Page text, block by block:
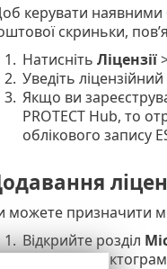
керувати наявними
скриньки,
1. Натисніть Ліцензії
2. Уведіть
3. Якщо ви
PROTECT Hub, то
облікового запису
можете призначити
1. Відкрийте розділ
2. Натисніть